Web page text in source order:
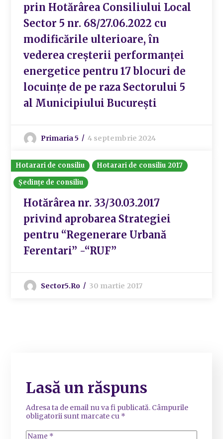
prin Hotărârea Consiliului Local
Sector 5 nr. 68/27.06.2022 cu
modificările ulterioare, în
vederea creșterii performanței
energetice pentru 17 blocuri de
locuințe de pe raza Sectorului 5
al Municipiului București
Primaria 5 4 septembrie 2024
Hotarari de consiliu
Hotarari de consiliu 2017
Ședințe de consiliu
Hotărârea nr. 33/30.03.2017
privind aprobarea Strategiei
pentru “Regenerare Urbană
Ferentari” -“RUF”
Sector5.ro 30 martie 2017
Lasă un răspuns
Adresa ta de email nu va fi publicată. Câmpurile
obligatorii sunt marcate cu *